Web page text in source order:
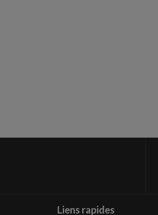
Liens rapides